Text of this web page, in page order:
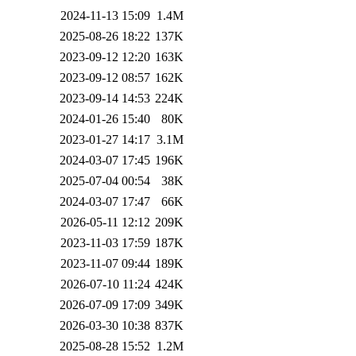
2024-11-13 15:09 1.4M
2025-08-26 18:22 137K
2023-09-12 12:20 163K
2023-09-12 08:57 162K
2023-09-14 14:53 224K
2024-01-26 15:40
80K
2023-01-27 14:17 3.1M
2024-03-07 17:45 196K
2025-07-04 00:54
38K
2024-03-07 17:47
66K
2026-05-11 12:12 209K
2023-11-03 17:59 187K
2023-11-07 09:44 189K
2026-07-10 11:24 424K
2026-07-09 17:09 349K
2026-03-30 10:38 837K
2025-08-28 15:52 1.2M